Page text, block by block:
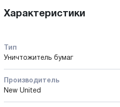
Характеристики
Тип
Уничтожитель бумаг
Производитель
New United